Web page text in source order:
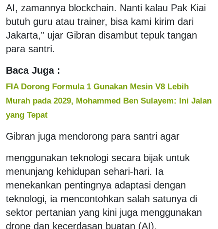
AI, zamannya blockchain. Nanti kalau Pak Kiai
butuh guru atau trainer, bisa kami kirim dari
Jakarta,” ujar Gibran disambut tepuk tangan
para santri.
Baca Juga :
FIA Dorong Formula 1 Gunakan Mesin V8 Lebih
Murah pada 2029, Mohammed Ben Sulayem: Ini Jalan
yang Tepat
Gibran juga mendorong para santri agar
menggunakan teknologi secara bijak untuk
menunjang kehidupan sehari-hari. Ia
menekankan pentingnya adaptasi dengan
teknologi, ia mencontohkan salah satunya di
sektor pertanian yang kini juga menggunakan
drone dan kecerdasan buatan (AI).